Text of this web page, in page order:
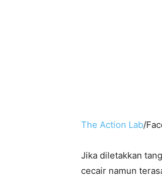
The Action Lab/
Jika diletakkan
cecair namun